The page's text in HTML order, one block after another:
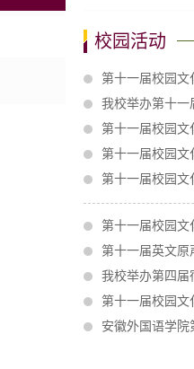
校园活动
第十一届校园
我校举办第十一
第十一届校园
第十一届校园
第十一届校园文
第十一届校园
第十一届英文原
我校举办第四届
第十一届校园文
安徽外国语学